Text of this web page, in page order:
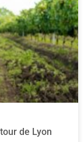
de Lyon